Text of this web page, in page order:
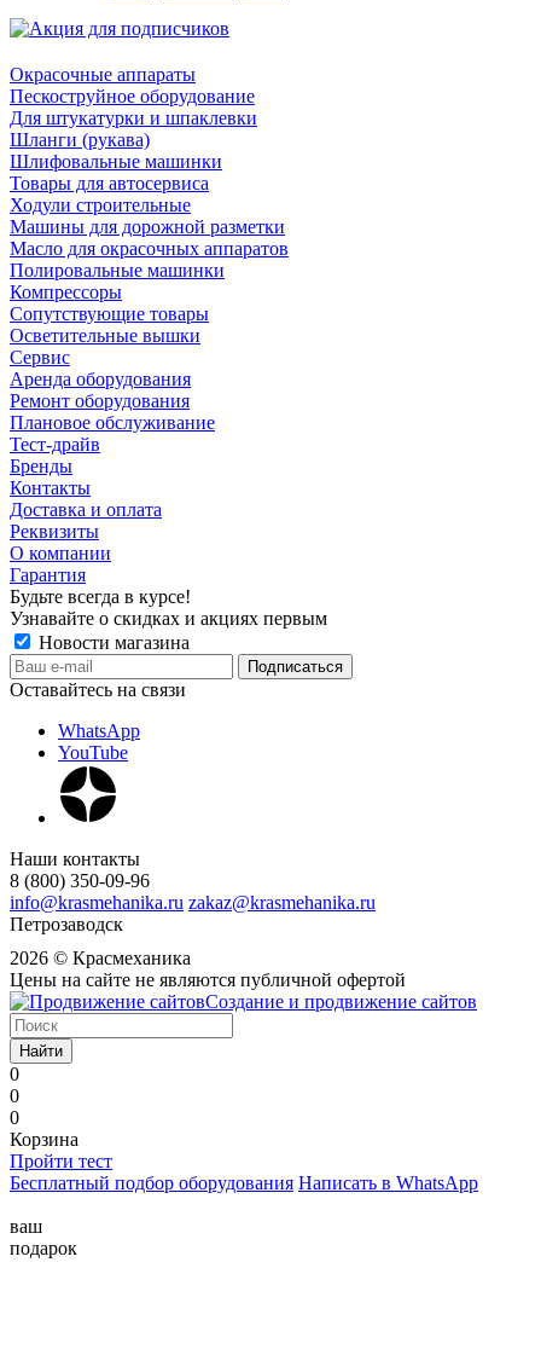
Окрасочные аппараты
Пескоструйное оборудование
Для штукатурки и шпаклевки
Шланги (рукава)
Шлифовальные машинки
Товары для автосервиса
Ходули строительные
Машины для дорожной разметки
Масло для окрасочных аппаратов
Полировальные машинки
Компрессоры
Сопутствующие товары
Осветительные вышки
Сервис
Аренда оборудования
Ремонт оборудования
Плановое обслуживание
Тест-драйв
Бренды
Контакты
Доставка и оплата
Реквизиты
О компании
Гарантия
Будьте всегда в курсе!
Узнавайте о скидках и акциях первым
Новости магазина
Оставайтесь на связи
WhatsApp
YouTube
Наши контакты
8 (800) 350-09-96
info@krasmehanika.ru zakaz@krasmehanika.ru
Петрозаводск
2026 © Красмеханика
Цены на сайте не являются публичной офертой
Создание и продвижение сайтов
Найти
0
0
0
Корзина
Пройти тест
Бесплатный подбор оборудования Написать в WhatsApp
ваш
подарок